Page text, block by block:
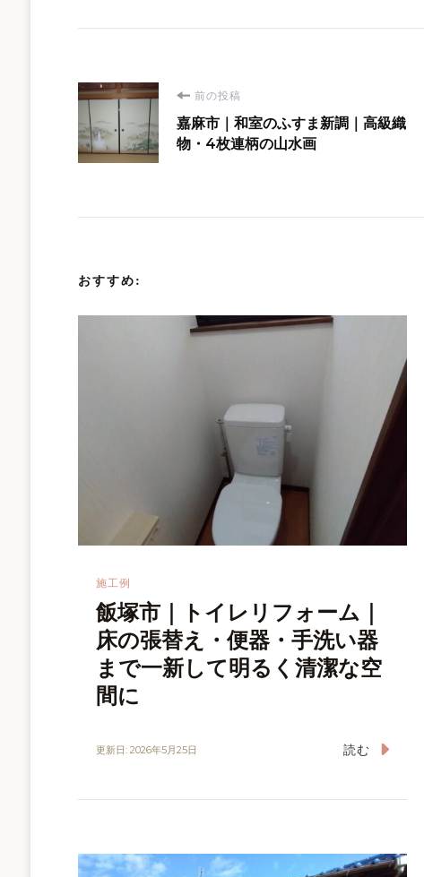
投
稿
ビ
ゲ
ー
前の投稿
嘉麻市｜和室のふすま新調｜高級織
物・4枚連柄の山水画
おすすめ:
施工例
飯塚市｜トイレリフォーム｜
床の張替え・便器・手洗い器
まで一新して明るく清潔な空
間に
更新日: 2026年5月25日 読む